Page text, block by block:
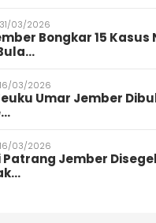
31/03/2026
Bongkar 15 Kasus
16/03/2026
Umar Jember
16/03/2026
Patrang Jember